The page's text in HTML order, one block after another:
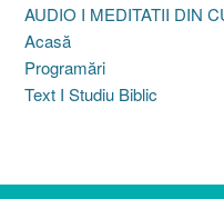
AUDIO I MEDITATII DIN
Acasă
Programări
Text I Studiu Biblic